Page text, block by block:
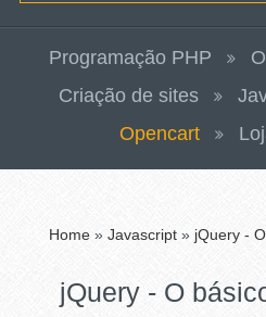
Programação PHP
Criação de sites
Opencart
Home » Javascript » jQuery -
jQuery - O